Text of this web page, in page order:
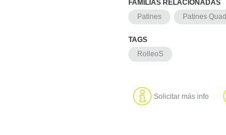
FAMILIAS RELACIONADAS
Patines
Patines Quad
TAGS
RolleoS
Solicitar más info